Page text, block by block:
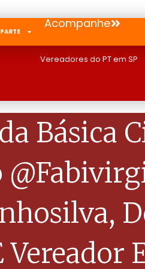
Acompanhe
Vereadores do PT em SP
Básica